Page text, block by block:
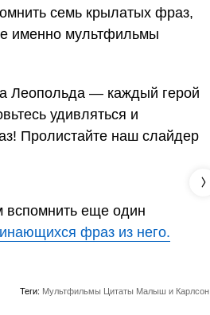
семь крылатых фраз,
именно мультфильмы
Леопольда — каждый герой
удивляться и
Пролистайте наш слайдер
вспомнить еще один
фраз из него.
Теги: Мультфильмы Цитаты Малыш и Карлсон